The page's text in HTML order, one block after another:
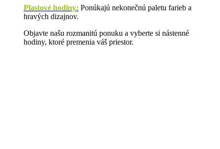
Plastové hodiny: Ponúkajú nekonečnú paletu farieb a
hravých dizajnov.
Objavte našu rozmanitú ponuku a vyberte si nástenné
hodiny, ktoré premenia váš priestor.